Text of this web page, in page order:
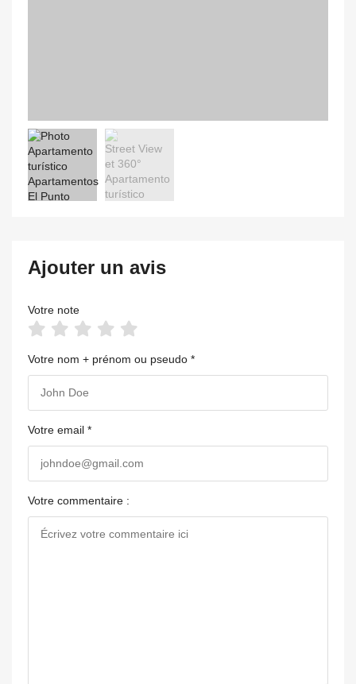
Ajouter un avis
Votre note
Votre nom + prénom ou pseudo *
Votre email *
Votre commentaire :